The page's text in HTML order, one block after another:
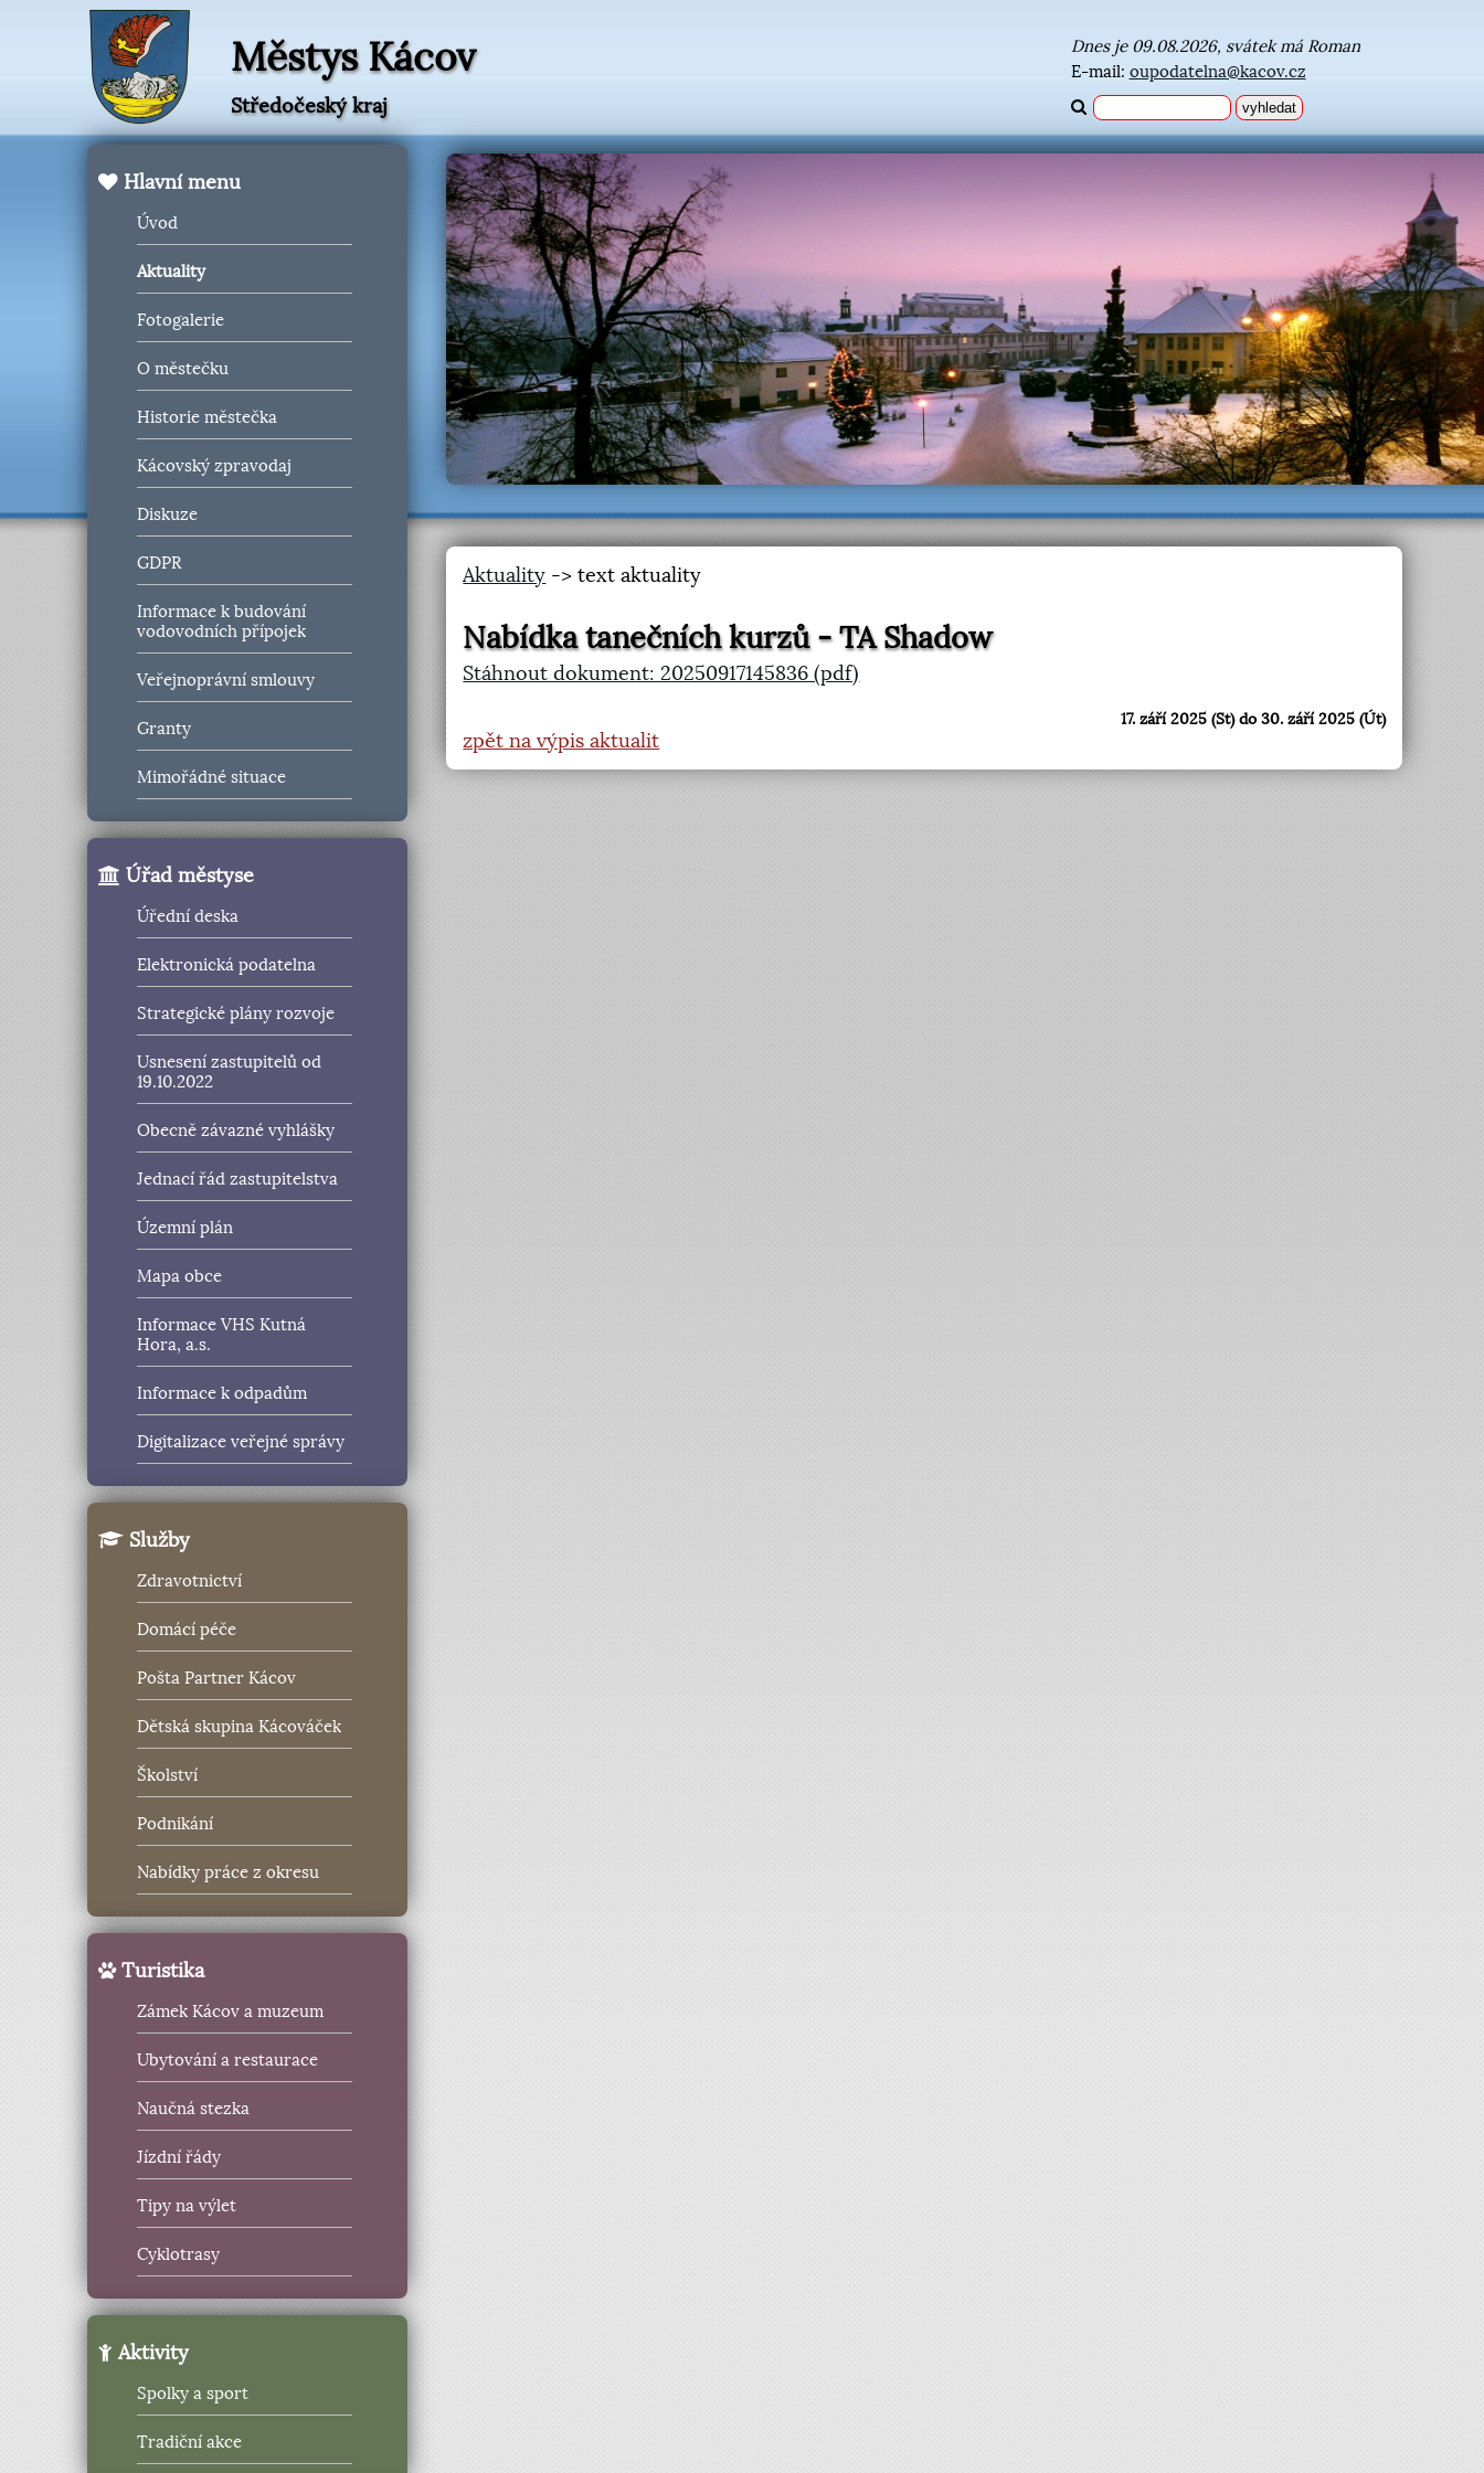
Městys Kácov
Středočeský kraj
Dnes je 09.08.2026, svátek má Roman
E-mail: oupodatelna@kacov.cz
Hlavní menu
Úvod
Aktuality
Fotogalerie
O městečku
Historie městečka
Kácovský zpravodaj
Diskuze
GDPR
Informace k budování
vodovodních přípojek
Veřejnoprávní smlouvy
Granty
Mimořádné situace
Úřad městyse
Úřední deska
Elektronická podatelna
Strategické plány rozvoje
Usnesení zastupitelů od
19.10.2022
Obecně závazné vyhlášky
Jednací řád zastupitelstva
Územní plán
Mapa obce
Informace VHS Kutná
Hora, a.s.
Informace k odpadům
Digitalizace veřejné správy
Služby
Zdravotnictví
Domácí péče
Pošta Partner Kácov
Dětská skupina Kácováček
Školství
Podnikání
Nabídky práce z okresu
Turistika
Zámek Kácov a muzeum
Ubytování a restaurace
Naučná stezka
Jízdní řády
Tipy na výlet
Cyklotrasy
Aktivity
Spolky a sport
Tradiční akce
Aktuality -> text aktuality
Nabídka tanečních kurzů - TA Shadow
Stáhnout dokument: 20250917145836 (pdf)
17. září 2025 (St) do 30. září 2025 (Út)
zpět na výpis aktualit